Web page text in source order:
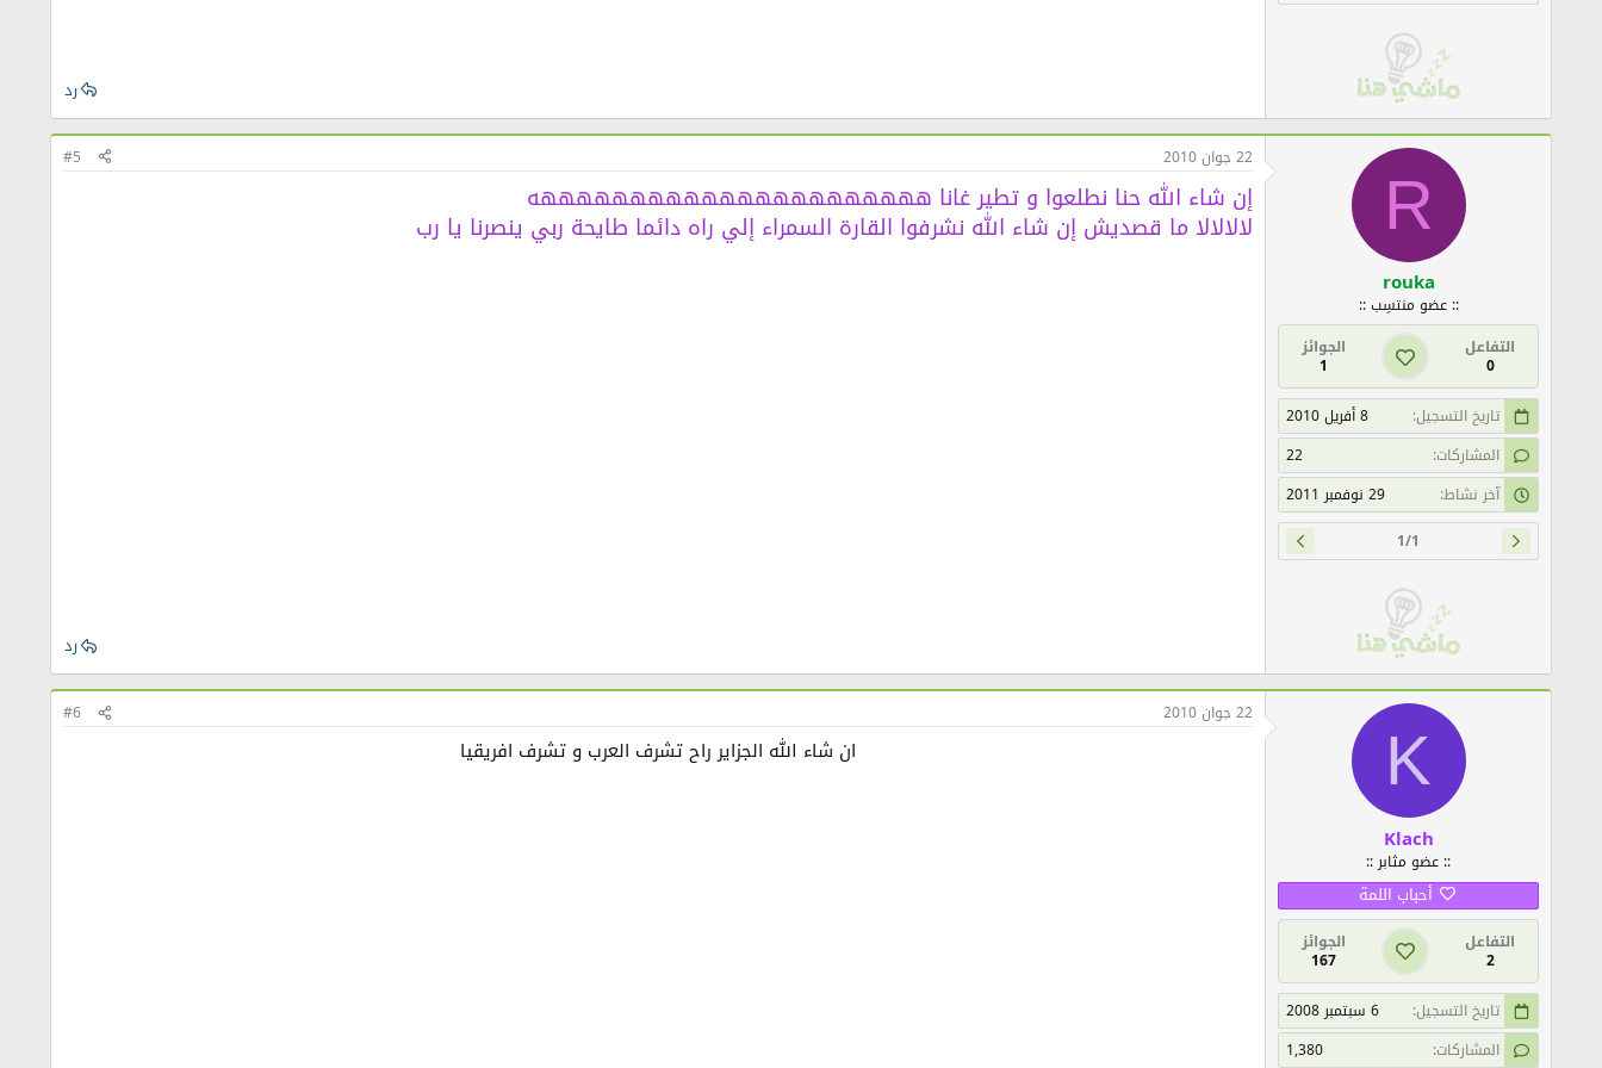
رد
R
rouka
:: عضو منتسِب ::
التفاعل
0
الجوائز
1
تاريخ التسجيل
8 أفريل 2010
المشاركات
22
آخر نشاط
29 نوفمبر 2011
1/1
22 جوان 2010 #5
إن شاء الله حنا نطلعوا و تطير غانا ههههههههههههههههههههههه
لالالالا ما قصديش إن شاء الله نشرفوا القارة السمراء إلي راه دائما طايحة ربي ينصرنا يا رب
رد
K
Klach
:: عضو مثابر ::
أحباب اللمة
التفاعل
2
الجوائز
167
تاريخ التسجيل
6 سبتمبر 2008
المشاركات
1,380
22 جوان 2010 #6
ان شاء الله الجزاير راح تشرف العرب و تشرف افريقيا​